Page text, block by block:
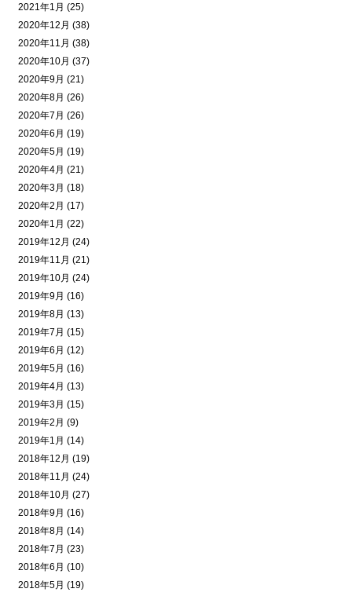
2021年1月 (25)
2020年12月 (38)
2020年11月 (38)
2020年10月 (37)
2020年9月 (21)
2020年8月 (26)
2020年7月 (26)
2020年6月 (19)
2020年5月 (19)
2020年4月 (21)
2020年3月 (18)
2020年2月 (17)
2020年1月 (22)
2019年12月 (24)
2019年11月 (21)
2019年10月 (24)
2019年9月 (16)
2019年8月 (13)
2019年7月 (15)
2019年6月 (12)
2019年5月 (16)
2019年4月 (13)
2019年3月 (15)
2019年2月 (9)
2019年1月 (14)
2018年12月 (19)
2018年11月 (24)
2018年10月 (27)
2018年9月 (16)
2018年8月 (14)
2018年7月 (23)
2018年6月 (10)
2018年5月 (19)